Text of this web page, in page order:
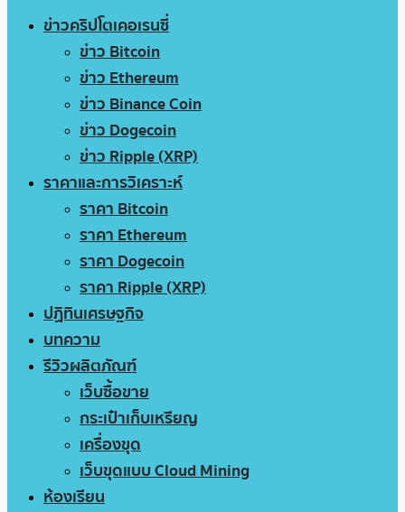
ข่าวคริปโตเคอเรนซี่
ข่าว Bitcoin
ข่าว Ethereum
ข่าว Binance Coin
ข่าว Dogecoin
ข่าว Ripple (XRP)
ราคาและการวิเคราะห์
ราคา Bitcoin
ราคา Ethereum
ราคา Dogecoin
ราคา Ripple (XRP)
ปฏิทินเศรษฐกิจ
บทความ
รีวิวผลิตภัณฑ์
เว็บซื้อขาย
กระเป๋าเก็บเหรียญ
เครื่องขุด
เว็บขุดแบบ Cloud Mining
ห้องเรียน